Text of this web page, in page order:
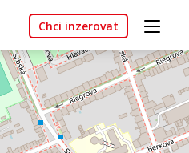
Chci inzerovat